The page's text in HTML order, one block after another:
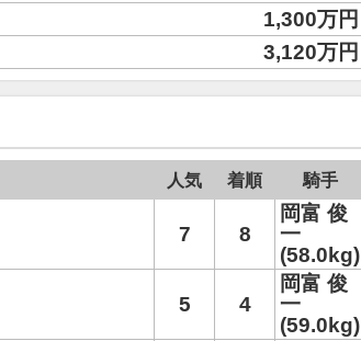
1,300万円
3,120万円
人気 着順 騎手
7 8
岡富 俊
一
(58.0kg)
5 4
岡富 俊
一
(59.0kg)